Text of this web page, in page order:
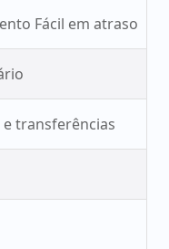
Fácil em atraso
transferências